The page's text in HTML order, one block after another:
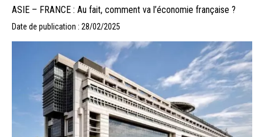
ASIE – FRANCE : Au fait, comment va l’économie française ?
Date de publication : 28/02/2025